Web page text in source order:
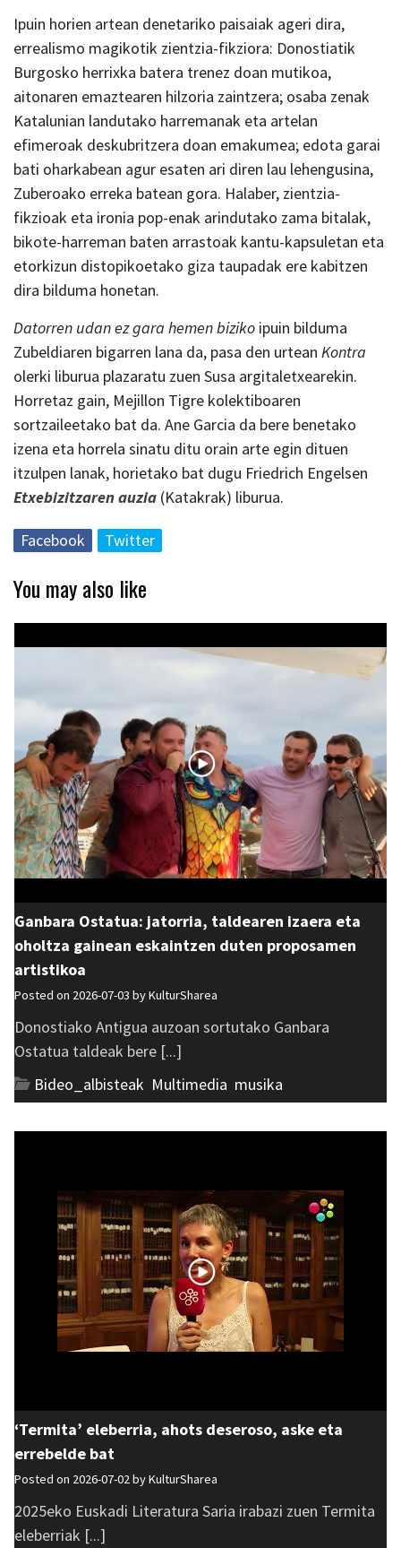
Ipuin horien artean denetariko paisaiak ageri dira,
errealismo magikotik zientzia-fikziora: Donostiatik
Burgosko herrixka batera trenez doan mutikoa,
aitonaren emaztearen hilzoria zaintzera; osaba zenak
Katalunian landutako harremanak eta artelan
efimeroak deskubritzera doan emakumea; edota garai
bati oharkabean agur esaten ari diren lau lehengusina,
Zuberoako erreka batean gora. Halaber, zientzia-
fikzioak eta ironia pop-enak arindutako zama bitalak,
bikote-harreman baten arrastoak kantu-kapsuletan eta
etorkizun distopikoetako giza taupadak ere kabitzen
dira bilduma honetan.
Datorren udan ez gara hemen biziko ipuin bilduma
Zubeldiaren bigarren lana da, pasa den urtean Kontra
olerki liburua plazaratu zuen Susa argitaletxearekin.
Horretaz gain, Mejillon Tigre kolektiboaren
sortzaileetako bat da. Ane Garcia da bere benetako
izena eta horrela sinatu ditu orain arte egin dituen
itzulpen lanak, horietako bat dugu Friedrich Engelsen
Etxebizitzaren auzia (Katakrak) liburua.
Facebook Twitter
You may also like
Ganbara Ostatua: jatorria, taldearen izaera eta
oholtza gainean eskaintzen duten proposamen
artistikoa
Posted on 2026-07-03 byKulturSharea
Donostiako Antigua auzoan sortutako Ganbara
Ostatua taldeak bere [...]
Bideo_albisteak Multimedia musika
‘Termita’ eleberria, ahots deseroso, aske eta
errebelde bat
Posted on 2026-07-02 byKulturSharea
2025eko Euskadi Literatura Saria irabazi zuen Termita
eleberriak [...]